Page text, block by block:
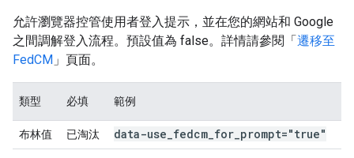
允許瀏覽器控管使用者登入提示，並在您的網站和 Google
之間調解登入流程。預設值為 false。詳情請參閱「遷移至
FedCM 」頁面。
類型 必填 範例
布林值 已淘汰 data-use fedcm for prompt="true"